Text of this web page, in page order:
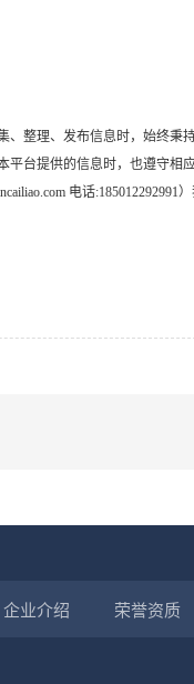
整理、发布信息时，始终
台提供的信息时，也遵守
电话:185012292991）
企业介绍 荣誉资质